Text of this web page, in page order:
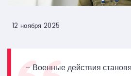
12 ноября 2025
– Военные действия